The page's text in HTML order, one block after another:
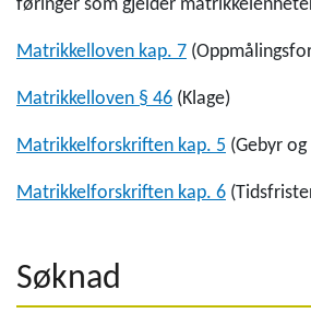
føringer som gjelder
Matrikkelloven kap. 7
Matrikkelloven § 46 (Klage)
Matrikkelforskriften kap. 5 (Gebyr
Matrikkelforskriften kap. 6
Søknad